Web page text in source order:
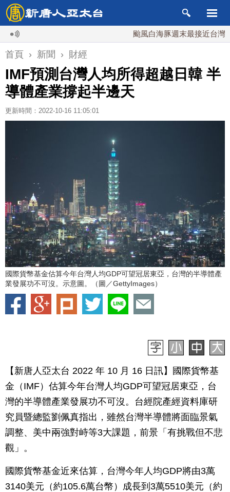
颱風白海豚週末最接近台灣 最快9
首頁 › 新聞 › 財經
IMF預測台灣人均所得超越日韓 半
導體產業撐起半邊天
更新時間：2022-10-16 11:05:01
國際貨幣基金估算今年台灣人均GDP可望冠居東亞，台灣的半導體產
業發展功不可沒。示意圖。（圖／GettyImages）
【新唐人亞太台 2022 年 10 月 16 日訊】國際貨幣基
金（IMF）估算今年台灣人均GDP可望冠居東亞，台
灣的半導體產業發展功不可沒。台經院產經資料庫研
究員暨總監劉佩真指出，雖然台灣半導體將面臨景氣
調整、美中兩強對峙等3大課題，前景「有挑戰但不悲
觀」。
國際貨幣基金近來估算，台灣今年人均GDP將由3萬
3140美元（約105.6萬台幣）成長到3萬5510美元（約